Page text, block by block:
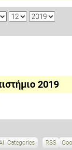
D
y
Y
a
2019
Categories RSS
S